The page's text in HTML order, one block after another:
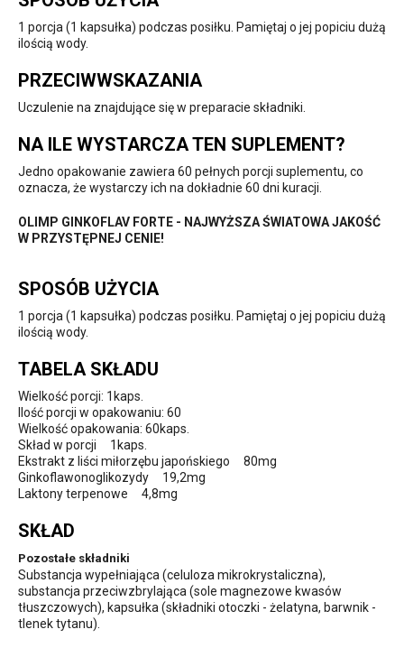
1 porcja (1 kapsułka) podczas posiłku. Pamiętaj o jej popiciu dużą
ilością wody.
PRZECIWWSKAZANIA
Uczulenie na znajdujące się w preparacie składniki.
NA ILE WYSTARCZA TEN SUPLEMENT?
Jedno opakowanie zawiera 60 pełnych porcji suplementu, co
oznacza, że wystarczy ich na dokładnie 60 dni kuracji.
OLIMP GINKOFLAV FORTE - NAJWYŻSZA ŚWIATOWA JAKOŚĆ
W PRZYSTĘPNEJ CENIE!
SPOSÓB UŻYCIA
1 porcja (1 kapsułka) podczas posiłku. Pamiętaj o jej popiciu dużą
ilością wody.
TABELA SKŁADU
Wielkość porcji: 1kaps.
Ilość porcji w opakowaniu: 60
Wielkość opakowania: 60kaps.
Skład w porcji 1kaps.
Ekstrakt z liści miłorzębu japońskiego 80mg
Ginkoflawonoglikozydy 19,2mg
Laktony terpenowe 4,8mg
SKŁAD
Pozostałe składniki
Substancja wypełniająca (celuloza mikrokrystaliczna),
substancja przeciwzbrylająca (sole magnezowe kwasów
tłuszczowych), kapsułka (składniki otoczki - żelatyna, barwnik -
tlenek tytanu).